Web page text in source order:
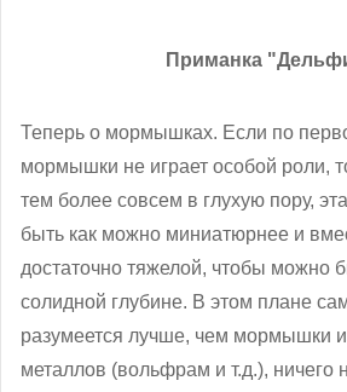
Приманка
Теперь о мормышках. Если по
мормышки не играет особой роли,
тем более совсем в глухую пору,
быть как можно миниатюрнее и
достаточно тяжелой, чтобы можно
солидной глубине. В этом плане
разумеется лучше, чем мормышки
металлов (вольфрам и т.д.), ничего